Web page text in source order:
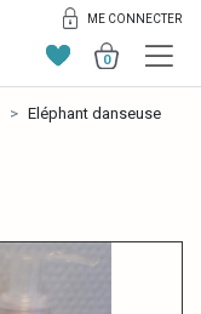
ME CONNECTER
0
Eléphant danseuse